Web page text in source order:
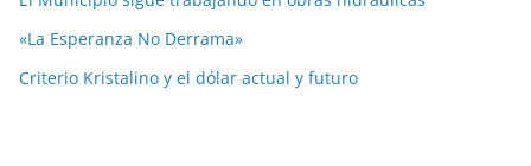
«La Esperanza No Derrama»
Criterio Kristalino y el dólar actual y futuro